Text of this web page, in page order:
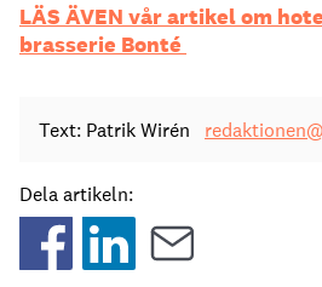
LÄS ÄVEN vår artikel om
brasserie Bonté
Text: Patrik Wirén
Dela artikeln: